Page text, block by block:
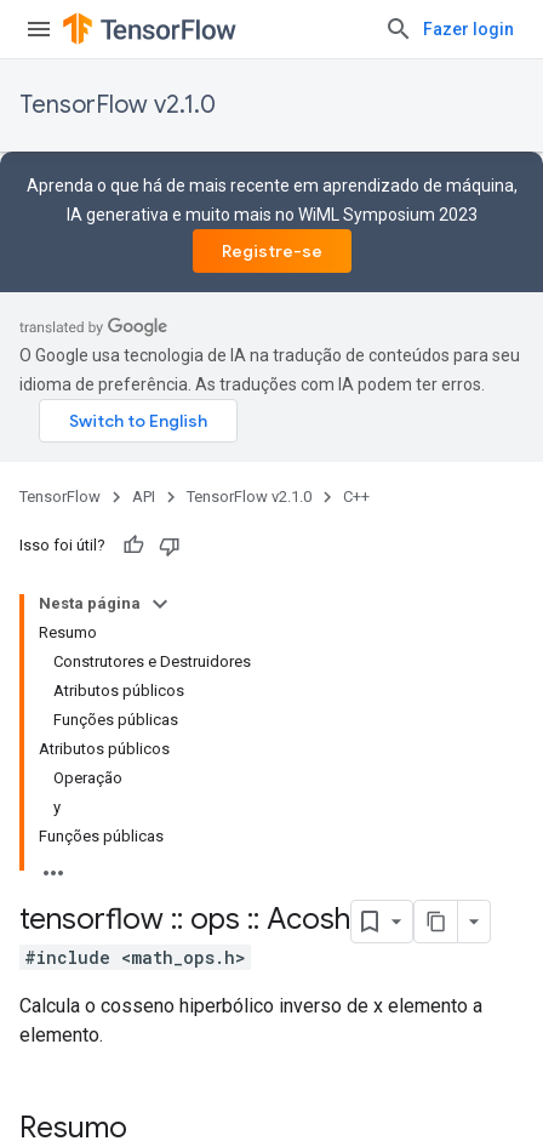
Fazer login
TensorFlow v2.1.0
Aprenda o que há de mais recente em aprendizado de máquina,
IA generativa e muito mais no WiML Symposium 2023
Registre-se
O Google usa tecnologia de IA na tradução de conteúdos para seu
idioma de preferência. As traduções com IA podem ter erros.
TensorFlow API TensorFlow v2.1.0 C++
Isso foi útil?
Nesta página
Resumo
Construtores e Destruidores
Atributos públicos
Funções públicas
Atributos públicos
Operação
y
Funções públicas
tensorflow :: ops :: Acosh
#include <math_ops.h>
Calcula o cosseno hiperbólico inverso de x elemento a
elemento.
Resumo